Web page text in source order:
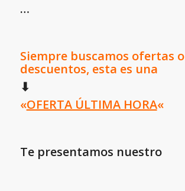
…
Siempre buscamos ofertas o
descuentos, esta es una
⬇
«OFERTA ÚLTIMA HORA«
Te presentamos nuestro